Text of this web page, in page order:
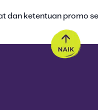
dan ketentuan promo